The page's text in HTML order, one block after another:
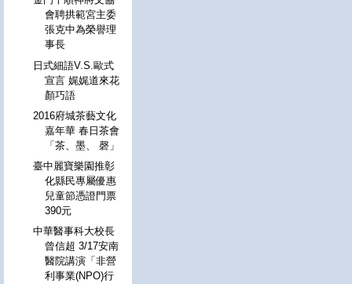
會聘拱範宮主委
張克中為榮譽理
事長
日式細語V.S.歐式
宣言 娓娓道來花
顏巧語
2016府城茶藝文化
嘉年華 春日茶會
「茶、墨、 磬」
臺中麗寶樂園推彰
化縣民專屬優惠
兒童節憑證門票
390元
中華醫事科大校長
曾信超 3/17安南
醫院講演「非營
利事業(NPO)行